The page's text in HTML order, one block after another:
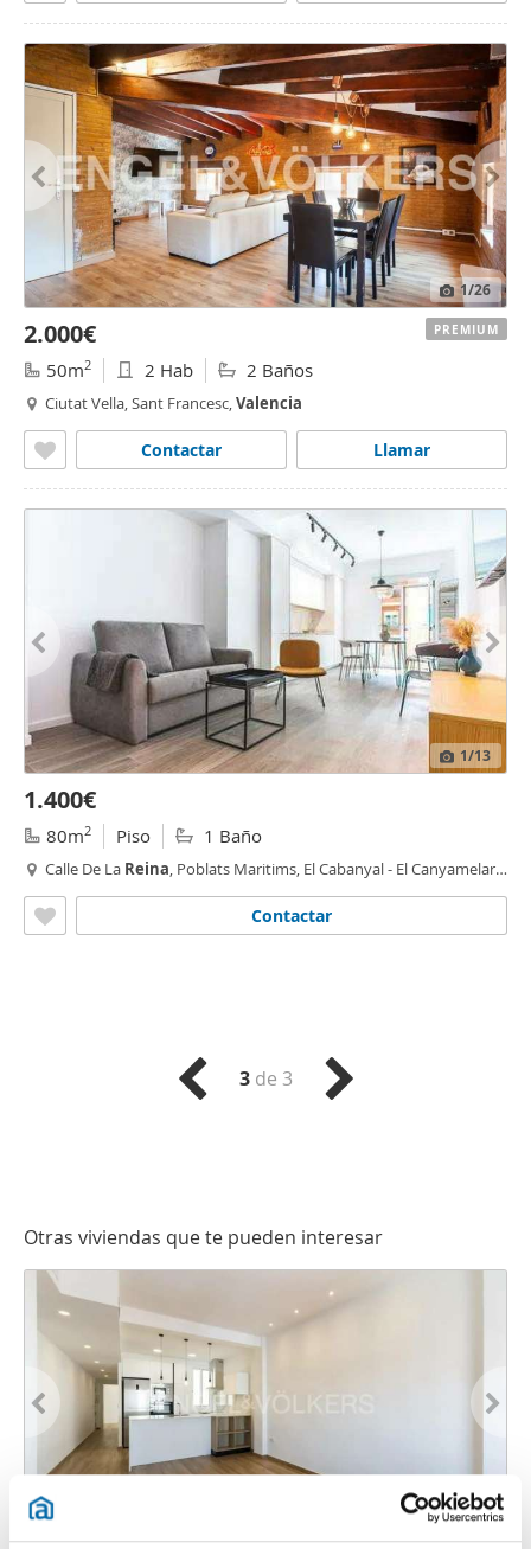
1/26
2.000€
50m2 2 Hab 2 Baños
Ciutat Vella, Sant Francesc,Valencia
Llamar
Contactar
PREMIUM
1/13
1.400€
80m2 Piso 1 Baño
Calle De La Reina, Poblats Maritims, El Cabanyal - El Canyamelar,
Contactar
3de 3
Otras viviendas que te pueden interesar
1/34